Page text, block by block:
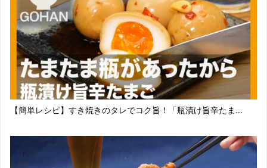
【簡単レシピ】すき焼きのタレでコク旨！「瓶漬け旨辛たま...